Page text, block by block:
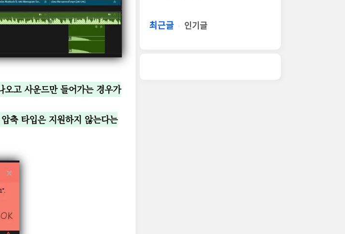
고 사운드만 들어가는 경우가
축 타입은 지원하지 않는다는
최근글 인기글